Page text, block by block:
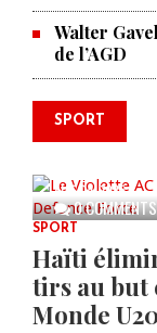
Walter
de l’AGD
SPORT
0 COMMENTS
Le
AUG 04, 2026
SPORT
Haïti
tirs au but
Monde